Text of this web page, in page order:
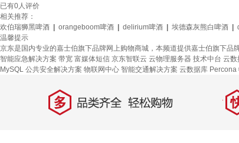
已有0人评价
相关推荐：
欢伯瑞狮黑啤酒
orangeboom啤酒 delirium啤酒 埃德森灰熊白啤酒
温馨提示
京东是国内专业的嘉士伯旗下品牌网上购物商城，本频道提供嘉士伯旗下
智能应急解决方案 带宽 富媒体短信 京东智联云 云物理服务器 技术中台 云数
MySQL 公共安全解决方案 物联网中心 智能交通解决方案 云数据库 Percona
多 品类齐全，轻松购物 快